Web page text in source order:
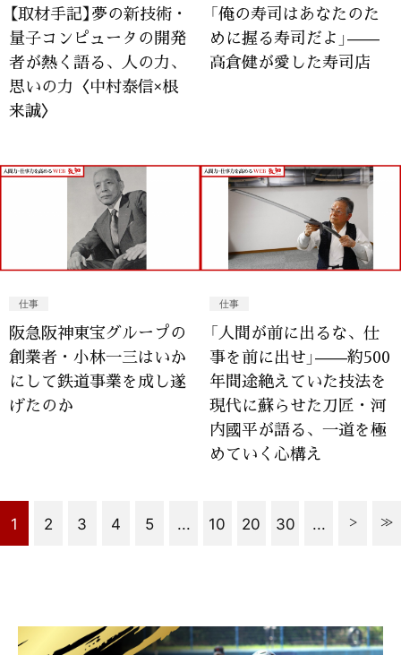
【取材手記】夢の新技術・
量子コンピュータの開発
者が熱く語る、人の力、
思いの力〈中村泰信×根
来誠〉
「俺の寿司はあなたのた
めに握る寿司だよ」——
高倉健が愛した寿司店
仕事
阪急阪神東宝グループの
創業者・小林一三はいか
にして鉄道事業を成し遂
げたのか
仕事
「人間が前に出るな、仕
事を前に出せ」——約500
年間途絶えていた技法を
現代に蘇らせた刀匠・河
内國平が語る、一道を極
めていく心構え
1 2 3 4 5 ... 10 20 30 ...